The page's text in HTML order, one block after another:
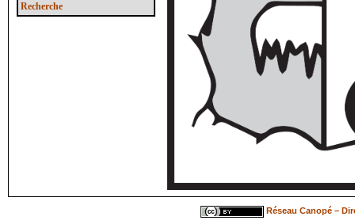
Recherche
Réseau Canopé –